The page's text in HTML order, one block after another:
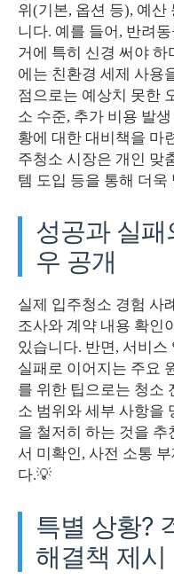
위(기본, 옵션 등), 예산
니다. 예를 들어, 반려
거에 특히 신경 써야
에는 친환경 세제 사용
점으로는 예상치 못한
소 수준, 추가 비용 발
황에 대한 대비책을 마
주청소 시장은 개인 맞
템 도입 등을 통해 더
성공과 실
우 공개
실제 입주청소 경험 사
조사와 계약 내용 확인
있습니다. 반면, 서비
실패로 이어지는 주요
를 위한 팁으로는 청소
소 범위와 세부 사항을
을 철저히 하는 것을
서 미확인, 사전 소통
다.💡
특별 상황?
해결책 제시